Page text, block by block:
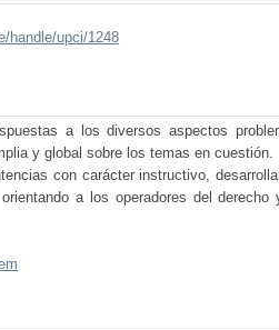
handle/upci/1248
a los diversos aspectos
y global sobre los temas en
con carácter instructivo,
a los operadores del